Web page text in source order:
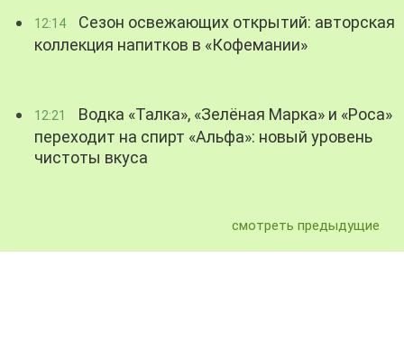
12:14
Сезон освежающих открытий: авторская
коллекция напитков в «Кофемании»
12:21
Водка «Талка», «Зелёная Марка» и «Роса»
переходит на спирт «Альфа»: новый уровень
чистоты вкуса
смотреть предыдущие